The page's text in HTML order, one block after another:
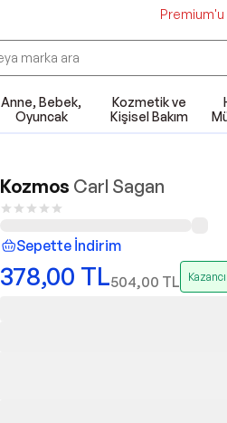
Anne, Bebek,
Oyuncak
Kozmetik ve
Kişisel Bakım
Kozmos Carl Sagan
Sepette İndirim
378,00 TL504,00 TL